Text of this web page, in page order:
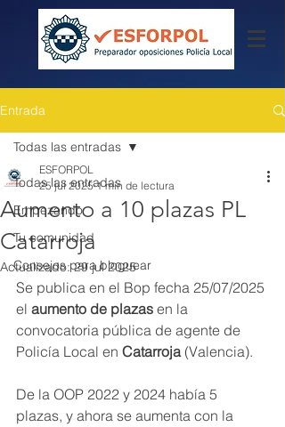
Entrada
Todas las entradas
Empezando
Tu comunidad
Consejos para bloguear
Todas las entradas
Aumento a 10 plazas PL
Catarroja
ESFORPOL
25 jul 2025 1 min de lectura
Actualizado:29 jul 2025
Se publica en el Bop fecha 25/07/2025
el aumento de plazas en la
convocatoria pública de agente de
Policía Local en Catarroja (Valencia).
De la OOP 2022 y 2024 había 5
plazas, y ahora se aumenta con la